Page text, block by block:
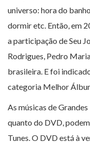
universo: hora do
dormir etc. Então, em
a participação de Seu
Rodrigues, Pedro
brasileira. E foi
categoria Melhor
As músicas de
quanto do DVD,
Tunes. O DVD está à